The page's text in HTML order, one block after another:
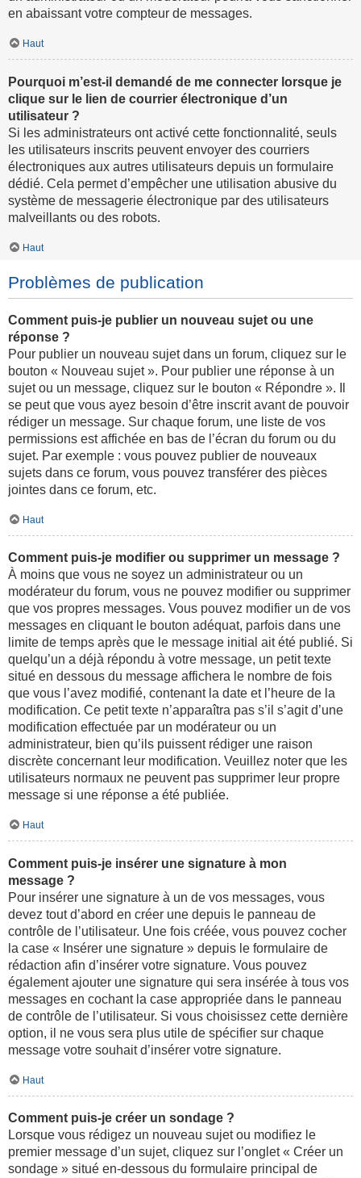
en abaissant votre compteur de messages.
Haut
Pourquoi m’est-il demandé de me connecter lorsque je
clique sur le lien de courrier électronique d’un
utilisateur ?
Si les administrateurs ont activé cette fonctionnalité, seuls
les utilisateurs inscrits peuvent envoyer des courriers
électroniques aux autres utilisateurs depuis un formulaire
dédié. Cela permet d’empêcher une utilisation abusive du
système de messagerie électronique par des utilisateurs
malveillants ou des robots.
Haut
Problèmes de publication
Comment puis-je publier un nouveau sujet ou une
réponse ?
Pour publier un nouveau sujet dans un forum, cliquez sur le
bouton « Nouveau sujet ». Pour publier une réponse à un
sujet ou un message, cliquez sur le bouton « Répondre ». Il
se peut que vous ayez besoin d’être inscrit avant de pouvoir
rédiger un message. Sur chaque forum, une liste de vos
permissions est affichée en bas de l’écran du forum ou du
sujet. Par exemple : vous pouvez publier de nouveaux
sujets dans ce forum, vous pouvez transférer des pièces
jointes dans ce forum, etc.
Haut
Comment puis-je modifier ou supprimer un message ?
À moins que vous ne soyez un administrateur ou un
modérateur du forum, vous ne pouvez modifier ou supprimer
que vos propres messages. Vous pouvez modifier un de vos
messages en cliquant le bouton adéquat, parfois dans une
limite de temps après que le message initial ait été publié. Si
quelqu’un a déjà répondu à votre message, un petit texte
situé en dessous du message affichera le nombre de fois
que vous l’avez modifié, contenant la date et l’heure de la
modification. Ce petit texte n’apparaîtra pas s’il s’agit d’une
modification effectuée par un modérateur ou un
administrateur, bien qu’ils puissent rédiger une raison
discrète concernant leur modification. Veuillez noter que les
utilisateurs normaux ne peuvent pas supprimer leur propre
message si une réponse a été publiée.
Haut
Comment puis-je insérer une signature à mon
message ?
Pour insérer une signature à un de vos messages, vous
devez tout d’abord en créer une depuis le panneau de
contrôle de l’utilisateur. Une fois créée, vous pouvez cocher
la case « Insérer une signature » depuis le formulaire de
rédaction afin d’insérer votre signature. Vous pouvez
également ajouter une signature qui sera insérée à tous vos
messages en cochant la case appropriée dans le panneau
de contrôle de l’utilisateur. Si vous choisissez cette dernière
option, il ne vous sera plus utile de spécifier sur chaque
message votre souhait d’insérer votre signature.
Haut
Comment puis-je créer un sondage ?
Lorsque vous rédigez un nouveau sujet ou modifiez le
premier message d’un sujet, cliquez sur l’onglet « Créer un
sondage » situé en-dessous du formulaire principal de